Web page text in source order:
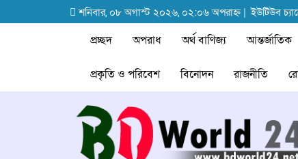
শনিবার, ০৮ অগাস্ট ২০২৬, ০২:০৬ অপরাহ্ন | ইউটিউব
প্রচ্ছদ অপরাধ অর্থ বাণিজ্য আন্তর্জাতিক
প্রকৃতি ও পরিবেশ বিনোদন রাজনীতি